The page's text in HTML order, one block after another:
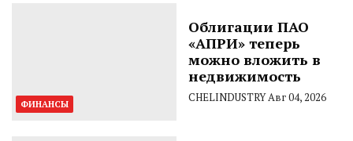
ФИНАНСЫ
Облигации ПАО
«АПРИ» теперь
можно вложить в
недвижимость
CHELINDUSTRYАвг 04, 2026